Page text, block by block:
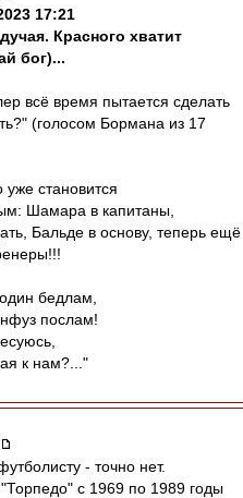
17:21
Красного хватит
бог)...
всё время пытается сделать
(голосом Бормана из 17
становится
Шамара в капитаны,
Бальде в основу, теперь ещё
бедлам,
послам!
к нам?..."
футболисту - точно нет.
с 1969 по 1989 годы